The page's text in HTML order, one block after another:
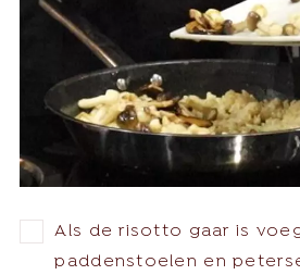
Als de risotto gaar is
paddenstoelen en